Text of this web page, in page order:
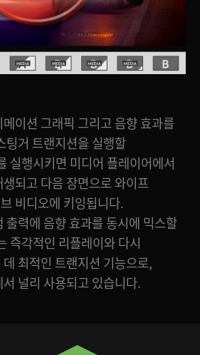
이션 그래픽 그리고 음향 효과를
팅거 트랜지션을 실행할
실행시키면 미디어 플레이어에서
되고 다음 장면으로 와이프
비디오에 키잉됩니다.
출력에 음향 효과를 동시에 믹스할
즉각적인 리플레이와 다시
최적인 트랜지션 기능으로,
널리 사용되고 있습니다.